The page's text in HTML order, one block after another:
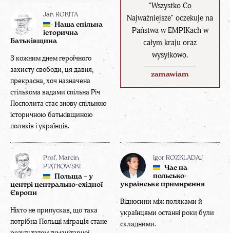
"Wszystko Co
Najważniejsze" oczekuje na
Państwa w EMPIKach w
całym kraju oraz
wysyłkowo.
zamawiam
Jan ROKITA
Наша спільна
історична
Батьківщина
З кожним днем героїчного
захисту свободи, ця давня,
прекрасна, хоч назначена
стількома вадами спільна Річ
Посполита стає знову спільною
історичною батьківщиною
поляків і українців.
Prof. Marcin
PIĄTKOWSKI
Польща – у
центрі центрально-східної
Європи
Ніхто не припускав, що така
потрібна Польщі міграція стане
Igor ROZKLADAJ
Час на
польсько-
українське примирення
Відносини між поляками й
українцями останні роки були
складними.